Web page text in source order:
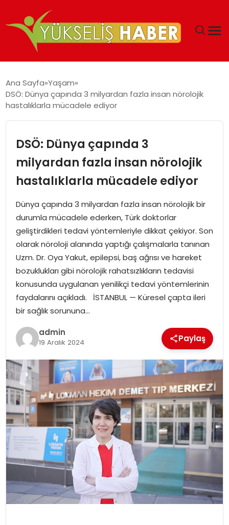
MALIYETLERINI AZALTIYOR’
Ana Sayfa Yaşam
DSÖ: Dünya çapında 3 milyardan fazla insan nörolojik
hastalıklarla mücadele ediyor
DSÖ: Dünya çapında 3
milyardan fazla insan nörolojik
hastalıklarla mücadele ediyor
Dünya çapında 3 milyardan fazla insan nörolojik bir
durumla mücadele ederken, Türk doktorlar
geliştirdikleri tedavi yöntemleriyle dikkat çekiyor. Son
olarak nöroloji alanında yaptığı çalışmalarla tanınan
Uzm. Dr. Oya Yakut, epilepsi, baş ağrısı ve hareket
bozuklukları gibi nörolojik rahatsızlıkların tedavisi
konusunda uygulanan yenilikçi tedavi yöntemlerinin
faydalarını açıkladı. İSTANBUL — Küresel çapta ileri
bir sağlık sorununa…
admin
19 Aralık 2024 Paylaş